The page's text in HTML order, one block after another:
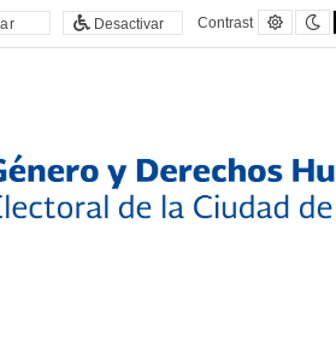
Desactivar Contrast
Default